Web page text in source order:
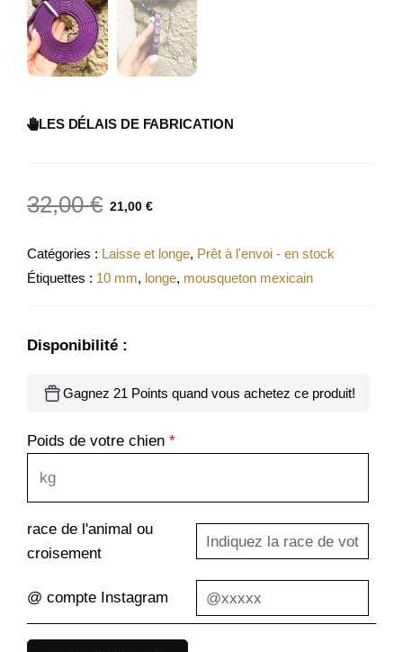
LES DÉLAIS DE FABRICATION
32,00€ 21,00 €
Catégories : Laisse et longe, Prêt à l'envoi - en stock
Étiquettes : 10 mm, longe, mousqueton mexicain
Disponibilité :
Gagnez 21 Points quand vous achetez ce produit!
Poids de votre chien *
race de l'animal ou
croisement
@ compte Instagram